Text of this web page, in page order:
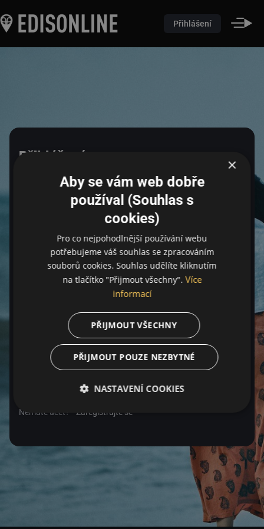
Přihlášení
Přihlášení
Pro přihlášení zadejte login a heslo
Zapomenuté heslo
Nemáte účet? Zaregistrujte se
×
Aby se vám web dobře
používal (Souhlas s
cookies)
Pro co nejpohodlnější používání webu
potřebujeme váš souhlas se zpracováním
souborů cookies. Souhlas udělíte kliknutím
na tlačítko "Přijmout všechny". Více
informací
PŘIJMOUT VŠECHNY
PŘIJMOUT POUZE NEZBYTNÉ
NASTAVENÍ COOKIES